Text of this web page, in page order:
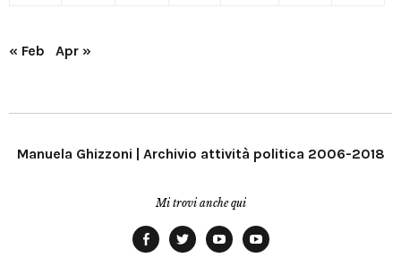
« Feb Apr »
Manuela Ghizzoni | Archivio attività politica 2006-2018
Mi trovi anche qui